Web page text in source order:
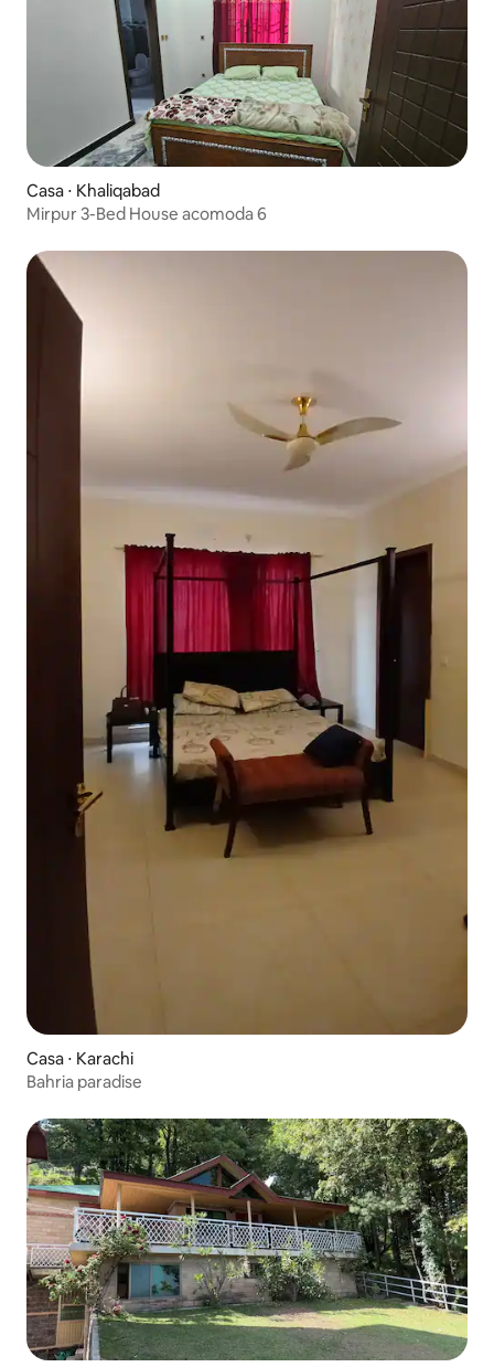
Casa ⋅ Khaliqabad
Mirpur 3-Bed House acomoda 6
Casa ⋅ Karachi
Bahria paradise